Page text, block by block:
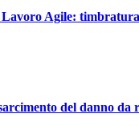
Lavoro Agile:
del danno da